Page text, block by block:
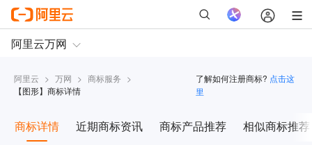
阿里云 > 万网 > 商标服务 >
【图形】商标详情
了解如何注册商标? 点击这
里
商标详情 近期商标资讯 商标产品推荐 相似商标推荐